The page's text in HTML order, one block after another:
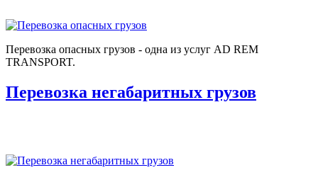
Перевозка опасных грузов - одна из услуг AD REM
TRANSPORT.
Перевозка негабаритных грузов